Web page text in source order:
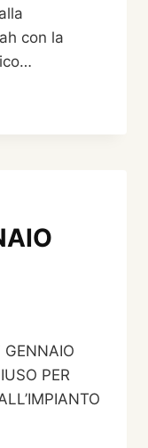
con la
GENNAIO
PER